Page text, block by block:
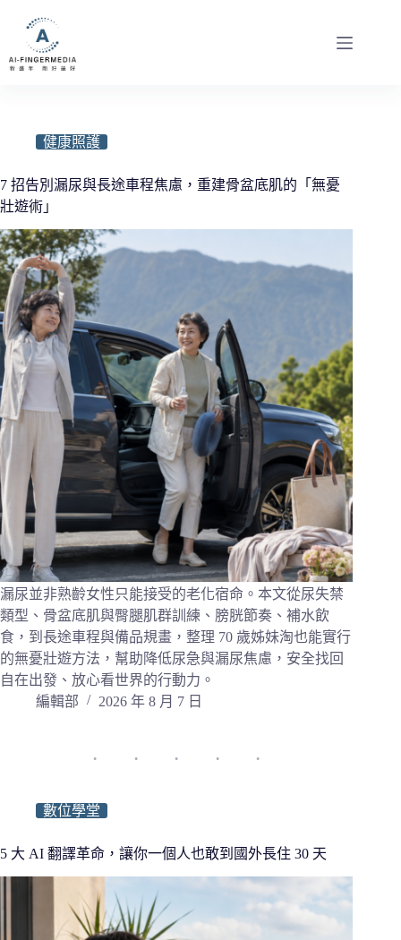
主
要
健康照護
7 招告別漏尿與長途車程焦慮，重建骨盆底肌的「無憂
壯遊術」
漏尿並非熟齡女性只能接受的老化宿命。本文從尿失禁
類型、骨盆底肌與臀腿肌群訓練、膀胱節奏、補水飲
食，到長途車程與備品規畫，整理 70 歲姊妹淘也能實行
的無憂壯遊方法，幫助降低尿急與漏尿焦慮，安全找回
自在出發、放心看世界的行動力。
編輯部
2026 年 8 月 7 日
數位學堂
5 大 AI 翻譯革命，讓你一個人也敢到國外長住 30 天